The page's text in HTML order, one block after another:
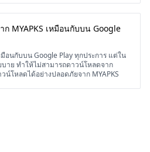
MYAPKS เหมือนกับบน Google
มือนกับบน Google Play ทุกประการ แต่ใน
าย ทำให้ไม่สามารถดาวน์โหลดจาก
น์โหลดได้อย่างปลอดภัยจาก MYAPKS